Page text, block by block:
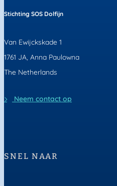
Stichting SOS Dolfijn
Van Ewijckskade 1
1761 JA, Anna Paulowna
The Netherlands
Neem contact op
SNEL NAAR